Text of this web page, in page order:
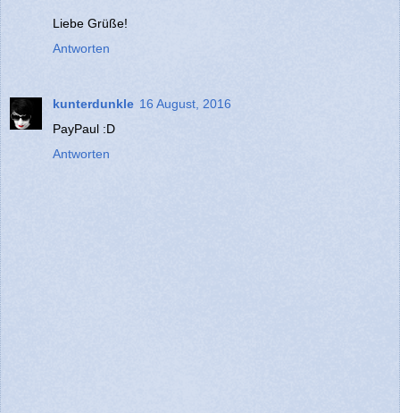
Liebe Grüße!
Antworten
kunterdunkle 16 August, 2016
PayPaul :D
Antworten